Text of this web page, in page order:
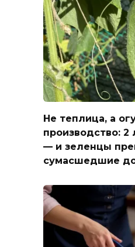
Не теплица, а
производство:
— и зеленцы
сумасшедшие